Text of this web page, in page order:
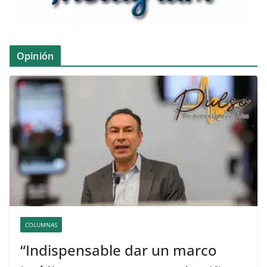
Opinión
COLUMNAS
“Indispensable dar un marco